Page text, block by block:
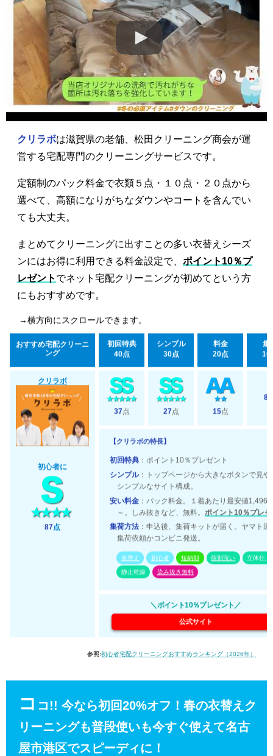
クリラボは滋賀県の老舗、松田クリーニング商会が運
営する宅配専門のクリーニングサービスです。
定額制のパック料金で衣類５点・１０点・２０点から
選べて、高額になりがちなダウンやコートを含んでい
ても大丈夫。
まとめてクリーニングに出すことの多い衣替えシーズ
ンにはお得に利用できる料金設定で、 ポイント10％プ
レゼント でネット宅配クリーニングが初めてという方
にもおすすめです。
→横方向にスクロールできます。
おすすめ宅配クリーニ
ング
初回特典
40点
シンプル
30点
料金
20点
集
10
クリラボ
初心者に
87点
37点 27点 15点
8
【クリラボの特長】
初回特典 ：ポイント10％プレゼント
シンプル：トップページから大きなボタンで見や
シンプルなサイト構成。
安い料金 ：パック料金。１着あたり最安値1,496
～。しみ抜きなど、無料。 ポイント10％プレ
集荷方法 ：申込後、集荷キットが届く。ヤマト運
集荷依頼かコンビニ発送。
衣替え 初心者 短納期 個別洗い 立体仕上
静止乾燥 染み抜き無料
＼ポイント10％プレゼント／
公式サイト
参照:初心者宅配クリーニングおすすめランキング（2026年）
コ コ!! 今なら初回20%オフ！春の衣替えク
リーニングも普段使いも今すぐ使えて名古
屋市港区でスピーディに！